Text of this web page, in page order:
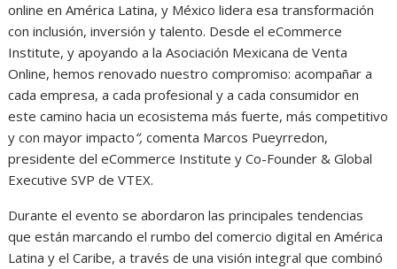
online en América Latina, y México lidera esa transformación
con inclusión, inversión y talento. Desde el eCommerce
Institute, y apoyando a la Asociación Mexicana de Venta
Online, hemos renovado nuestro compromiso: acompañar a
cada empresa, a cada profesional y a cada consumidor en
este camino hacia un ecosistema más fuerte, más competitivo
y con mayor impacto“,comenta Marcos Pueyrredon,
presidente del eCommerce Institute y Co-Founder & Global
Executive SVP de VTEX.
Durante el evento se abordaron las principales tendencias
que están marcando el rumbo del comercio digital en América
Latina y el Caribe, a través de una visión integral que combinó